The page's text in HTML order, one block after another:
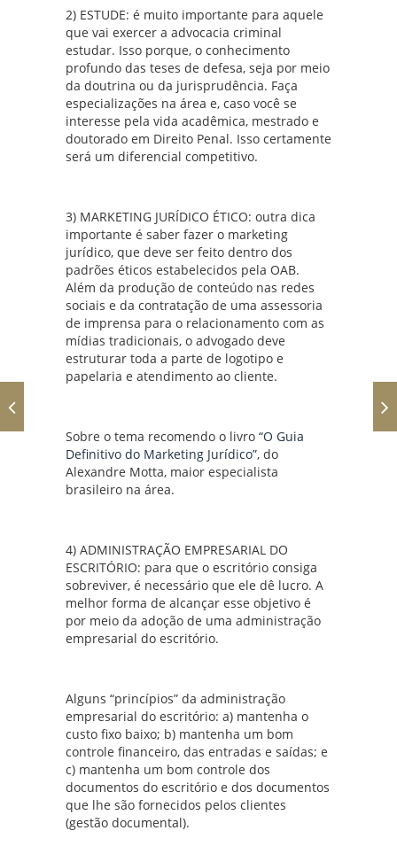
2) ESTUDE: é muito importante para aquele
que vai exercer a advocacia criminal
estudar. Isso porque, o conhecimento
profundo das teses de defesa, seja por meio
da doutrina ou da jurisprudência. Faça
especializações na área e, caso você se
interesse pela vida acadêmica, mestrado e
doutorado em Direito Penal. Isso certamente
será um diferencial competitivo.
3) MARKETING JURÍDICO ÉTICO: outra dica
importante é saber fazer o marketing
jurídico, que deve ser feito dentro dos
padrões éticos estabelecidos pela OAB.
Além da produção de conteúdo nas redes
sociais e da contratação de uma assessoria
de imprensa para o relacionamento com as
mídias tradicionais, o advogado deve
estruturar toda a parte de logotipo e
papelaria e atendimento ao cliente.
Sobre o tema recomendo o livro “O Guia
Definitivo do Marketing Jurídico”, do
Alexandre Motta, maior especialista
brasileiro na área.
4) ADMINISTRAÇÃO EMPRESARIAL DO
ESCRITÓRIO: para que o escritório consiga
sobreviver, é necessário que ele dê lucro. A
melhor forma de alcançar esse objetivo é
por meio da adoção de uma administração
empresarial do escritório.
Alguns “princípios” da administração
empresarial do escritório: a) mantenha o
custo fixo baixo; b) mantenha um bom
controle financeiro, das entradas e saídas; e
c) mantenha um bom controle dos
documentos do escritório e dos documentos
que lhe são fornecidos pelos clientes
(gestão documental).